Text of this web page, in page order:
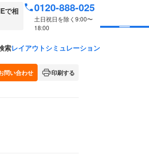
で相
0120-888-025
土日祝日を除く9:00〜
18:00
索レイアウトシミュレーション
問い合わせ 印刷する